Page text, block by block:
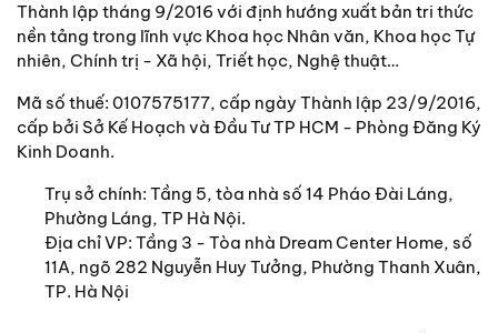
Thành lập tháng 9/2016 với định hướng xuất bản tri thức
nền tảng trong lĩnh vực Khoa học Nhân văn, Khoa học Tự
nhiên, Chính trị - Xã hội, Triết học, Nghệ thuật…
Mã số thuế: 0107575177, cấp ngày Thành lập 23/9/2016,
cấp bởi Sở Kế Hoạch và Đầu Tư TP HCM - Phòng Đăng Ký
Kinh Doanh.
Trụ sở chính: Tầng 5, tòa nhà số 14 Pháo Đài Láng,
Phường Láng, TP Hà Nội.
Địa chỉ VP: Tầng 3 - Tòa nhà Dream Center Home, số
11A, ngõ 282 Nguyễn Huy Tưởng, Phường Thanh Xuân,
TP. Hà Nội